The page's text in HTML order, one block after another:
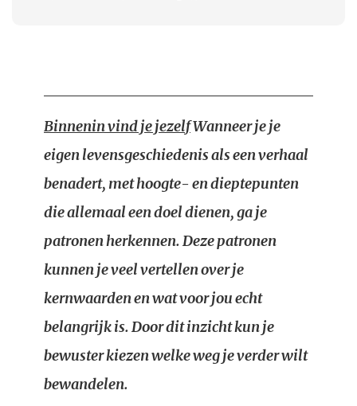
Binnenin vind je jezelfWanneer je je
eigen levensgeschiedenis als een verhaal
benadert, met hoogte- en dieptepunten
die allemaal een doel dienen, ga je
patronen herkennen. Deze patronen
kunnen je veel vertellen over je
kernwaarden en wat voor jou echt
belangrijk is. Door dit inzicht kun je
bewuster kiezen welke weg je verder wilt
bewandelen.